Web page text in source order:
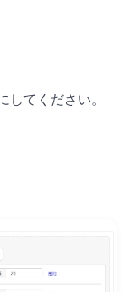
てください。